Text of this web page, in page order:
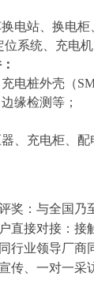
电站、换电
系统、充电
电桩外壳（
缘检测等；
、充电柜、
奖：与全国乃
直接对接：接
行业领导厂商
传、一对一采